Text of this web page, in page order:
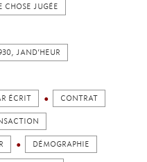
CHOSE JUGÉE
JAND’HEUR
ÉCRIT CONTRAT
DÉMOGRAPHIE